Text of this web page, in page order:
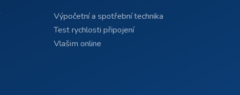
Výpočetní a spotřební technika
Test rychlosti připojení
Vlašim online